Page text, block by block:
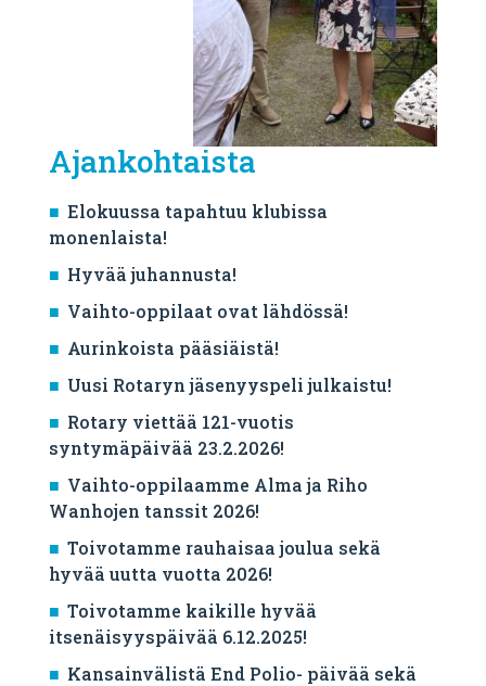
Ajankohtaista
Elokuussa tapahtuu klubissa
monenlaista!
Hyvää juhannusta!
Vaihto-oppilaat ovat lähdössä!
Aurinkoista pääsiäistä!
Uusi Rotaryn jäsenyyspeli julkaistu!
Rotary viettää 121-vuotis
syntymäpäivää 23.2.2026!
Vaihto-oppilaamme Alma ja Riho
Wanhojen tanssit 2026!
Toivotamme rauhaisaa joulua sekä
hyvää uutta vuotta 2026!
Toivotamme kaikille hyvää
itsenäisyyspäivää 6.12.2025!
Kansainvälistä End Polio- päivää sekä